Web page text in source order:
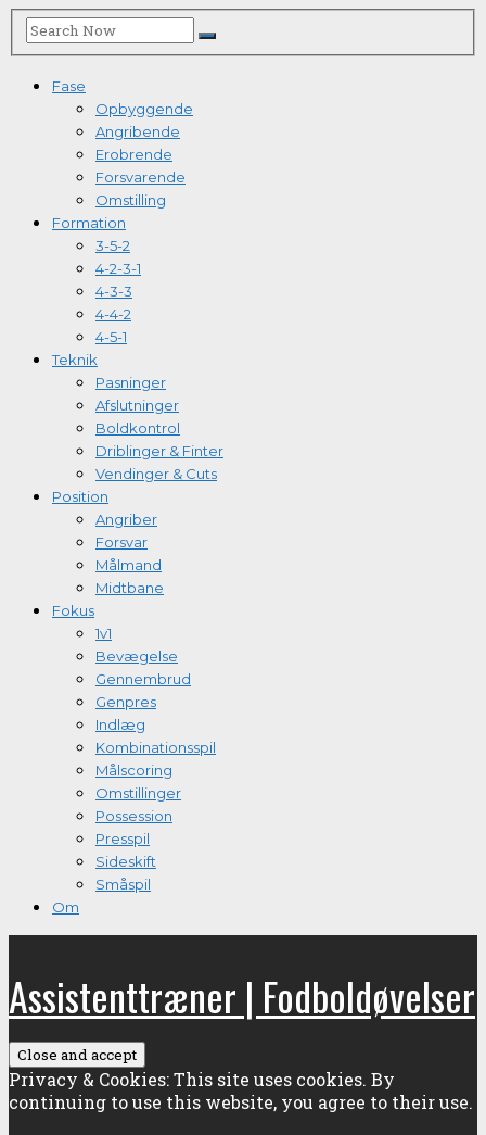
Fase
Opbyggende
Angribende
Erobrende
Forsvarende
Omstilling
Formation
3-5-2
4-2-3-1
4-3-3
4-4-2
4-5-1
Teknik
Pasninger
Afslutninger
Boldkontrol
Driblinger & Finter
Vendinger & Cuts
Position
Angriber
Forsvar
Målmand
Midtbane
Fokus
1v1
Bevægelse
Gennembrud
Genpres
Indlæg
Kombinationsspil
Målscoring
Omstillinger
Possession
Presspil
Sideskift
Småspil
Om
Assistenttræner | Fodboldøvelser
Privacy & Cookies: This site uses cookies. By
continuing to use this website, you agree to their use.